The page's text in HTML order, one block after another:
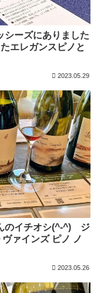
シーズにありました
エレガンスピノと
2023.05.29
のイチオシ(^-^) ジ
ァインズ ピノ ノ
2023.05.26